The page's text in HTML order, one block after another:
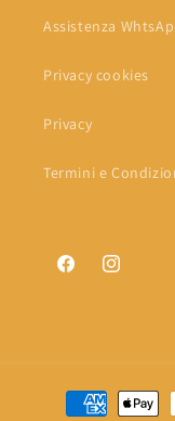
Assistenza
Privacy cookies
Privacy
Termini e
FacebookInstagram
Metodi